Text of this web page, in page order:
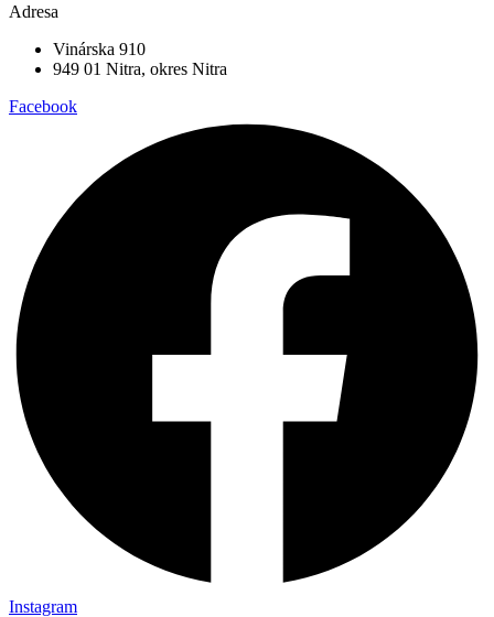
Adresa
Vinárska 910
949 01 Nitra, okres Nitra
Facebook
Instagram